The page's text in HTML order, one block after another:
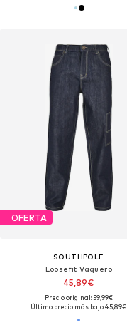
OFERTA
SOUTHPOLE
Loosefit Vaquero
45,89€
Precio original: 59,99€
Último precio más bajo:45,89€